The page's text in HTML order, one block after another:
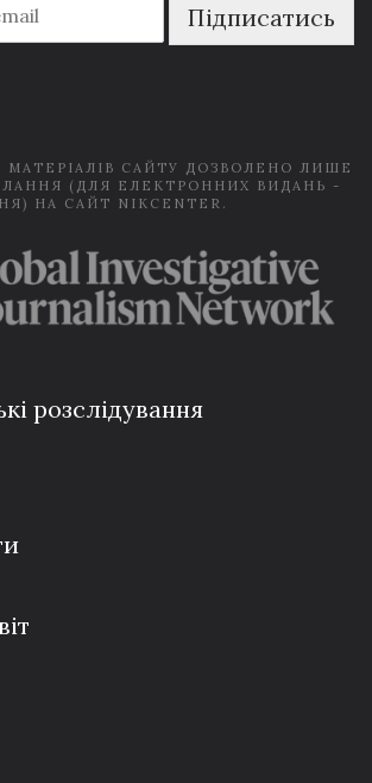
Підписатись
САЙТУ ДОЗВОЛЕНО ЛИШЕ
(ДЛЯ ЕЛЕКТРОННИХ ВИДАНЬ -
НА САЙТ NIKCENTER.
розслідування